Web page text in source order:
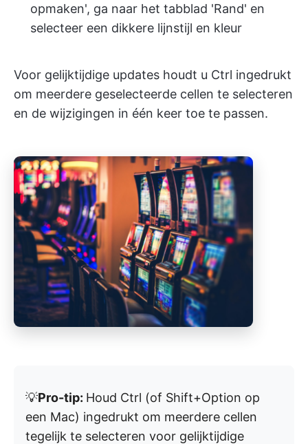
opmaken', ga naar het tabblad 'Rand' en
selecteer een dikkere lijnstijl en kleur
Voor gelijktijdige updates houdt u Ctrl ingedrukt
om meerdere geselecteerde cellen te selecteren
en de wijzigingen in één keer toe te passen.
💡Pro-tip: Houd Ctrl (of Shift+Option op
een Mac) ingedrukt om meerdere cellen
tegelijk te selecteren voor gelijktijdige